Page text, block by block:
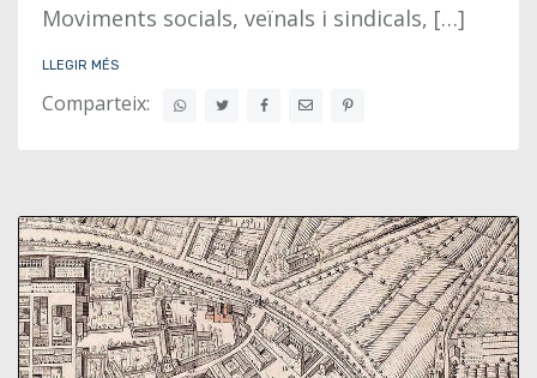
Moviments socials, veïnals i sindicals, […]
LLEGIR MÉS
Comparteix: